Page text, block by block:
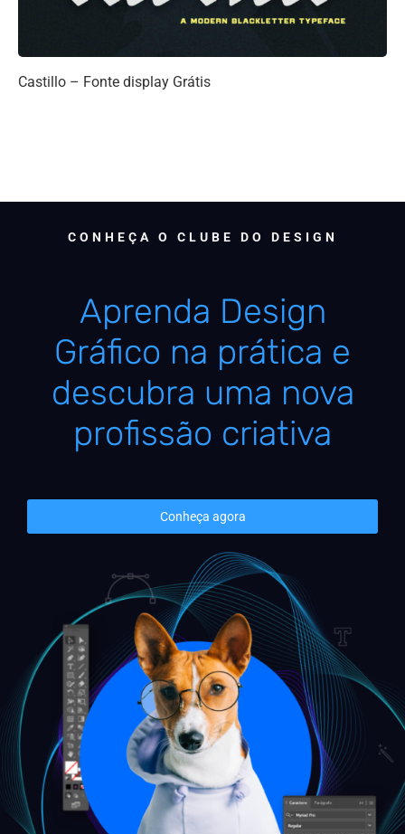
Castillo – Fonte display Grátis
CONHEÇA O CLUBE DO DESIGN
Aprenda Design
Gráfico na prática e
descubra uma nova
profissão criativa
Conheça agora